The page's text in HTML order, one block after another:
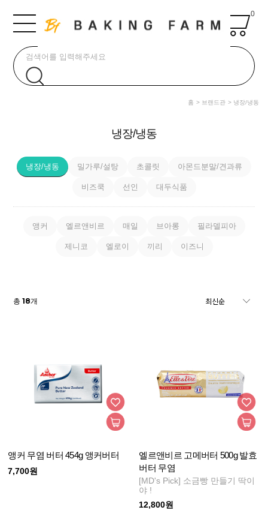
0
홈 브랜드관 냉장/냉동
냉장/냉동
냉장/냉동 밀가루/설탕 초콜릿 아몬드분말/견과류
비즈쿡 선인 대두식품
앵커 엘르앤비르 매일 브아롱 필라델피아
제니코 엘로이 끼리 이즈니
총18개
앵커 무염 버터 454g 앵커버터
7,700원
엘르앤비르 고메버터 500g 발효
버터 무염
[MD's Pick] 소금빵 만들기 딱이
야 !
12,800원